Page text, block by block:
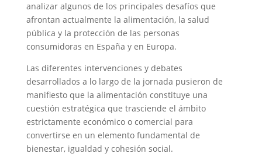
analizar algunos de los principales desafíos que
afrontan actualmente la alimentación, la salud
pública y la protección de las personas
consumidoras en España y en Europa.
Las diferentes intervenciones y debates
desarrollados a lo largo de la jornada pusieron de
manifiesto que la alimentación constituye una
cuestión estratégica que trasciende el ámbito
estrictamente económico o comercial para
convertirse en un elemento fundamental de
bienestar, igualdad y cohesión social.